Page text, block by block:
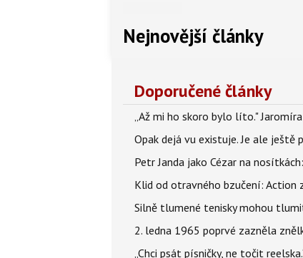
Nejnovější články
Doporučené články
„Až mi ho skoro bylo líto."
Opak dejá vu existuje. Je ale ještě
Petr Janda jako Cézar na
Klid od otravného bzučení:
Silně tlumené tenisky mohou
2. ledna 1965 poprvé zazněla
„Chci psát písničky, ne točit